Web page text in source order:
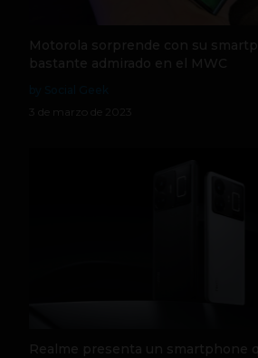
Motorola sorprende con su
bastante admirado en el MWC
3 de marzo de 2023
Realme presenta un smartphone